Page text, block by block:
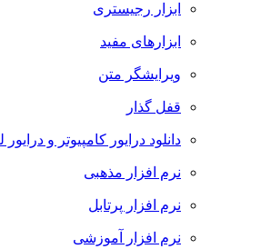
ابزار رجیستری
ابزارهای مفید
ویرایشگر متن
قفل گذار
دانلود درایور کامپیوتر و
نرم افزار مذهبی
نرم افزار پرتابل
نرم افزار آموزشی